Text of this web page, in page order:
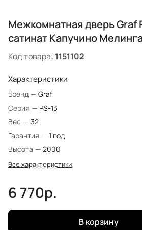
Межкомнатная дверь Graf
сатинат Капучино
Код товара: 1151102
Характеристики
Бренд — Graf
Серия — PS-13
Вес — 32
Гарантия — 1 год
Высота — 2000
Все характеристики
6 770р.
В корзину